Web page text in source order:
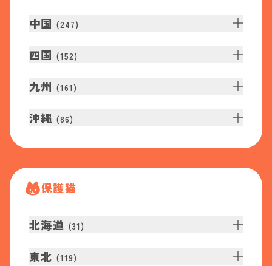
中国 (247)
四国 (152)
九州 (161 )
沖縄 (86)
保護猫
北海道 (31 )
東北 (119)